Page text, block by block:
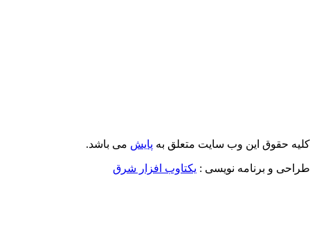
حقوق این وب سایت متعلق بهپایشمی باشد.
و برنامه نویسی : یکتاوب افزار شرق